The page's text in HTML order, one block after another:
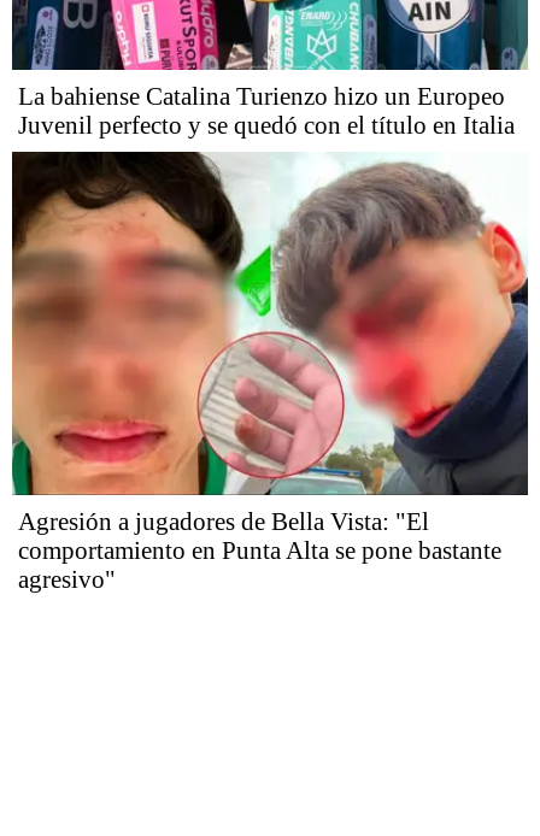
La bahiense Catalina Turienzo hizo un Europeo
Juvenil perfecto y se quedó con el título en Italia
Agresión a jugadores de Bella Vista: "El
comportamiento en Punta Alta se pone bastante
agresivo"